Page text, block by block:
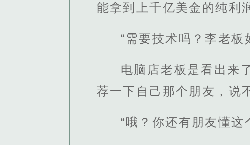
能拿到上千亿美金的纯利
“需要技术吗？李老
电脑店老板是看出来
荐一下自己那个朋友，说
“哦？你还有朋友懂这